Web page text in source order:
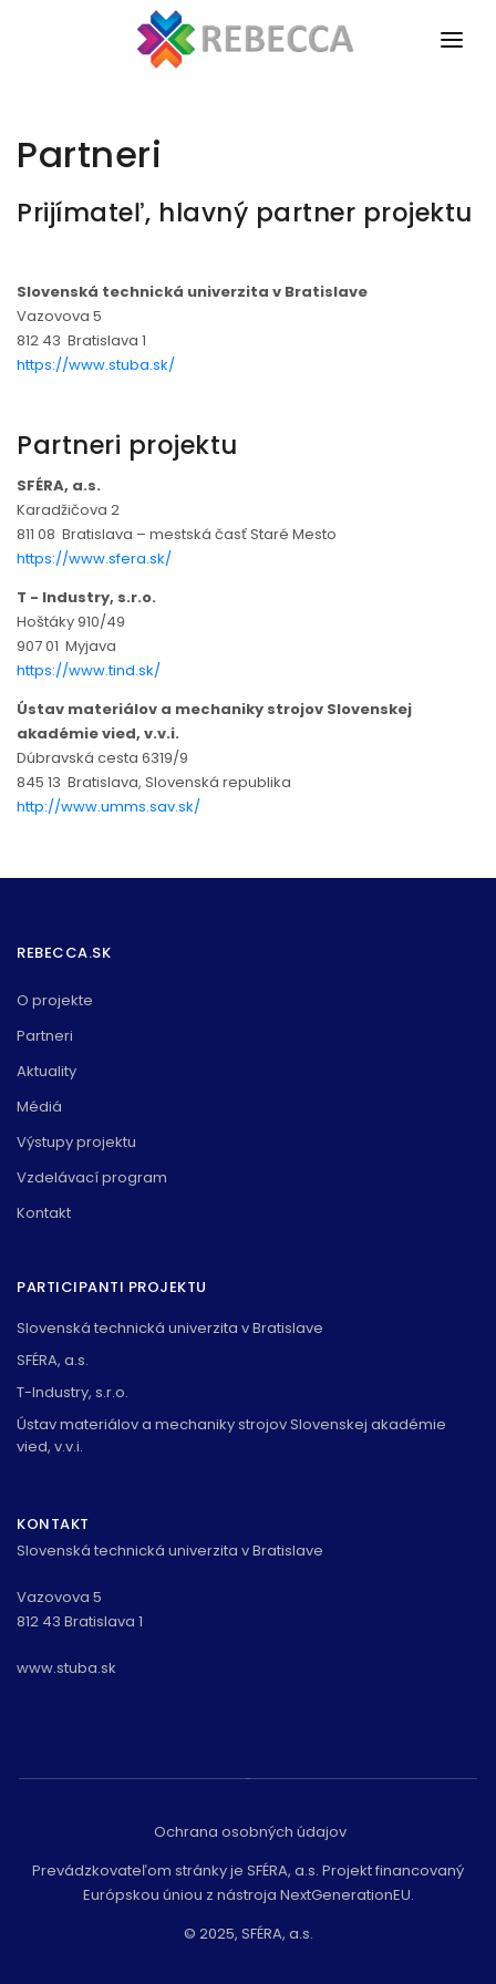
PARTNERI
VÝSTUPY PROJEKTU
VZDELÁVACÍ PROGRAM
Partneri
Prijímateľ, hlavný partner projektu
Slovenská technická univerzita v Bratislave
Vazovova 5
812 43 Bratislava 1
https://www.stuba.sk/
Partneri projektu
SFÉRA, a.s.
Karadžičova 2
811 08 Bratislava – mestská časť Staré Mesto
https://www.sfera.sk/
T - Industry, s.r.o.
Hoštáky 910/49
907 01 Myjava
https://www.tind.sk/
Ústav materiálov a mechaniky strojov Slovenskej
akadémie vied, v.v.i.
Dúbravská cesta 6319/9
845 13 Bratislava, Slovenská republika
http://www.umms.sav.sk/
REBECCA.SK
O projekte
Partneri
Aktuality
Médiá
Výstupy projektu
Vzdelávací program
Kontakt
PARTICIPANTI PROJEKTU
Slovenská technická univerzita v Bratislave
SFÉRA, a.s.
T-Industry, s.r.o.
Ústav materiálov a mechaniky strojov Slovenskej akadémie
vied, v.v.i.
KONTAKT
Slovenská technická univerzita v Bratislave
Vazovova 5
812 43 Bratislava 1
www.stuba.sk
Ochrana osobných údajov
Prevádzkovateľom stránky je SFÉRA, a.s. Projekt financovaný
Európskou úniou z nástroja NextGenerationEU.
© 2025, SFÉRA, a.s.